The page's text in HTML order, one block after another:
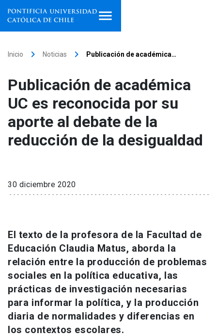
Facultades, escuelas e
institutos
Investigación
Información para keyboard_arrow_down
Futuros estudiantes
Estudiantes
Académicos
Go to english site launch
ACCESOS DIRECTOS
Admisión launch
Inicio keyboard_arrow_right Noticias keyboard_arrow_right Publicación de académica…
Publicación de académica
UC es reconocida por su
aporte al debate de la
reducción de la desigualdad
30 diciembre 2020
El texto de la profesora de la Facultad de
Educación Claudia Matus, aborda la
relación entre la producción de problemas
sociales en la política educativa, las
prácticas de investigación necesarias
para informar la política, y la producción
diaria de normalidades y diferencias en
los contextos escolares.